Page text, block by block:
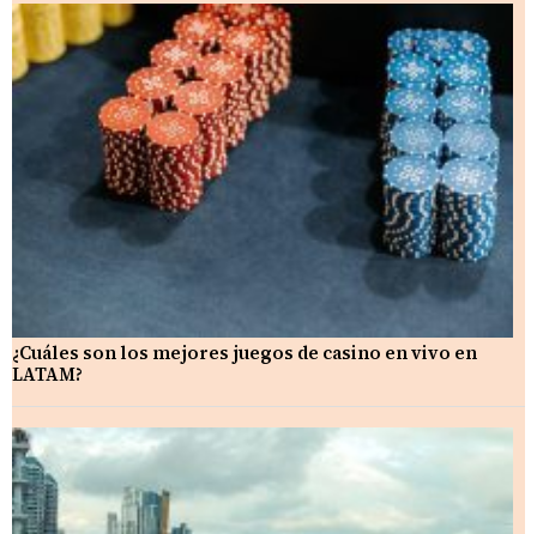
¿Cuáles son los mejores juegos de casino en vivo en
LATAM?